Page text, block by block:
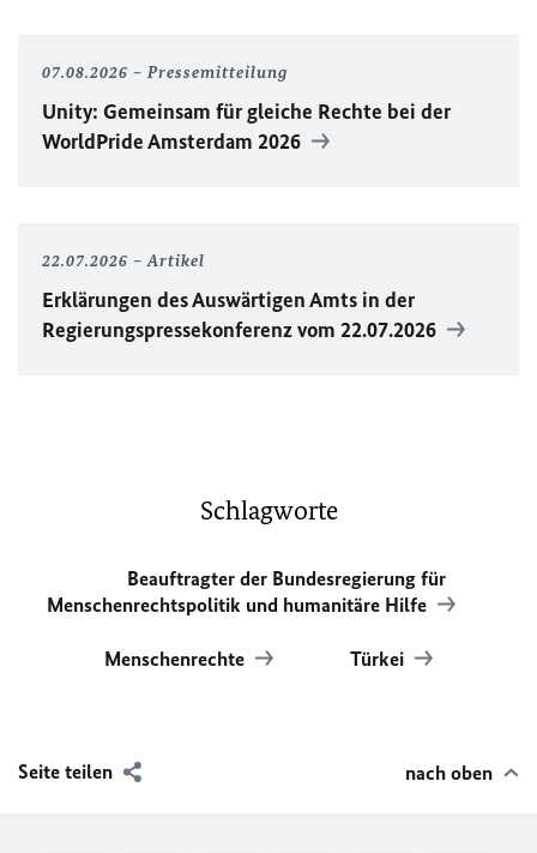
07.08.2026 Pressemitteilung
Unity: Gemeinsam für gleiche Rechte bei der
WorldPrideAmsterdam 2026
22.07.2026 Artikel
Erklärungen des Auswärtigen Amts in der
Regierungspressekonferenz vom 22.07.2026
Schlagworte
Beauftragter der Bundesregierung für
Menschenrechtspolitik und humanitäre Hilfe
Menschenrechte Türkei
Seite teilen nach oben